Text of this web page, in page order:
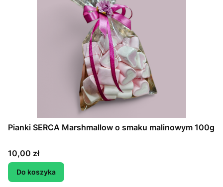
Pianki SERCA Marshmallow o smaku malinowym 100g
Cena
10,00 zł
Do koszyka